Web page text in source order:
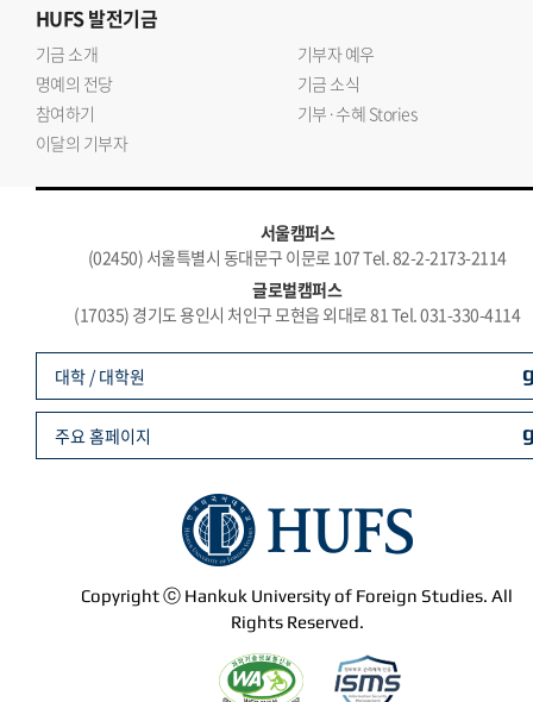
HUFS발전기금
기금 소개
기부자 예우
명예의 전당
기금 소식
참여하기
기부·수혜 Stories
이달의 기부자
서울캠퍼스
(02450) 서울특별시 동대문구 이문로 107 Tel. 82-2-2173-2114
글로벌캠퍼스
(17035) 경기도 용인시 처인구 모현읍 외대로 81 Tel. 031-330-4114
Copyright ⓒ Hankuk University of Foreign Studies. All
Rights Reserved.
대학 / 대학원
주요 홈페이지